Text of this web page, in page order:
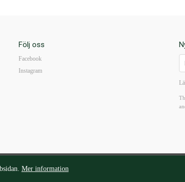
Mer information
Följ oss
Facebook
Instagram
| Tel: 08-14 38 65 | Kungsgatan 57B 111 22 Stockholm | Mån-